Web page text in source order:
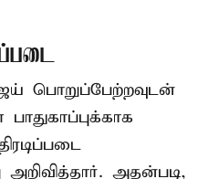
பொறுப்பேற்றவுடன்
அதன்படி,